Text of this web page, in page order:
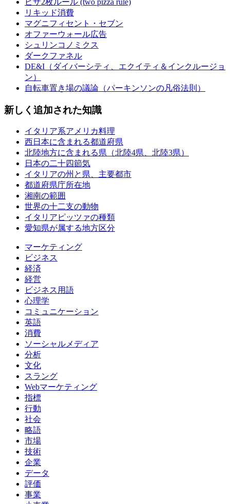
ピザ2枚ルール (two pizza rule)
リキッド消費
マグニフィセント・セブン
オファーウォール広告
シュリンコノミクス
ダークファネル
DE&I（ダイバーシティ、エクイティ＆インクルージョ
ン）
自転車置き場の議論（パーキンソンの凡俗法則）
新しく追加された知識
イタリア系アメリカ料理
西日本に含まれる都道府県
北陸地方に含まれる県（北陸4県、北陸3県）
日本の二十四節気
イタリアの州と県、主要都市
都道府県庁所在地
湘南の範囲
世界の十二支の動物
イタリアピッツァの種類
愛知県が属する地方区分
マーケティング
ビジネス
経済
経営
ビジネス用語
心理学
コミュニケーション
英語
消費
ソーシャルメディア
分析
文化
スラング
Webマーケティング
指標
行動
社会
略語
市場
技術
企業
データ
評価
事業